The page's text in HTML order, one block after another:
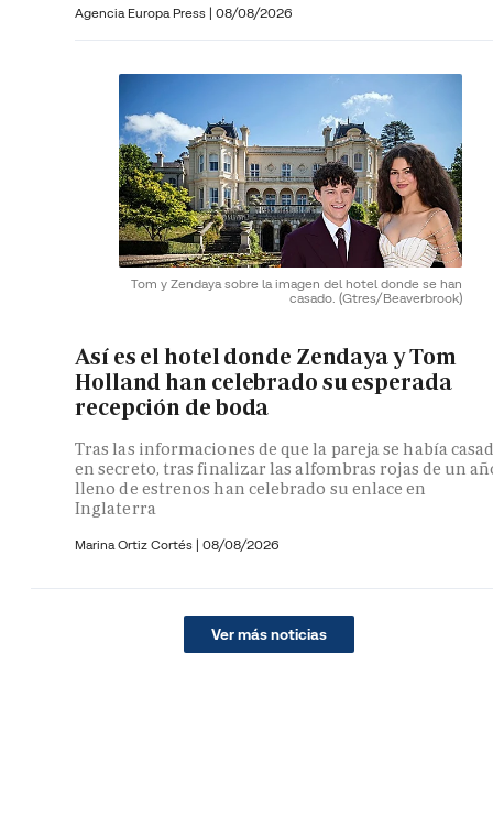
Agencia Europa Press | 08/08/2026
Tom y Zendaya sobre la imagen del hotel donde se han
casado. (Gtres/Beaverbrook)
Así es el hotel donde Zendaya y Tom
Holland han celebrado su esperada
recepción de boda
Tras las informaciones de que la pareja se había
en secreto, tras finalizar las alfombras rojas de un
lleno de estrenos han celebrado su enlace en
Inglaterra
Marina Ortiz Cortés | 08/08/2026
Ver más noticias